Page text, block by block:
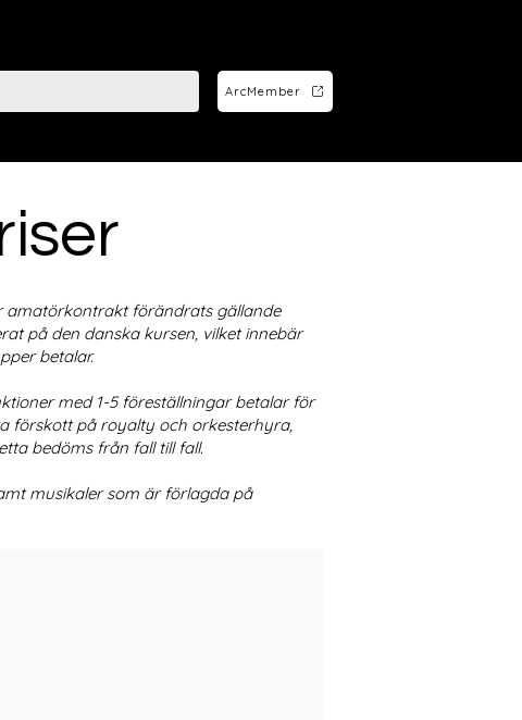
ArcMember
amatörkontrakt förändrats gällande
på den danska kursen, vilket innebär
betalar.
med 1-5 föreställningar betalar för
förskott på royalty och orkesterhyra,
bedöms från fall till fall.
musikaler som är förlagda på